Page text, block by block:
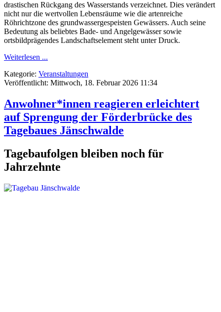
drastischen Rückgang des Wasserstands verzeichnet. Dies verändert
nicht nur die wertvollen Lebensräume wie die artenreiche
Röhrichtzone des grundwassergespeisten Gewässers. Auch seine
Bedeutung als beliebtes Bade- und Angelgewässer sowie
ortsbildprägendes Landschaftselement steht unter Druck.
Weiterlesen ...
Kategorie: Veranstaltungen
Veröffentlicht: Mittwoch, 18. Februar 2026 11:34
Anwohner*innen reagieren erleichtert
auf Sprengung der Förderbrücke des
Tagebaues Jänschwalde
Tagebaufolgen bleiben noch für
Jahrzehnte